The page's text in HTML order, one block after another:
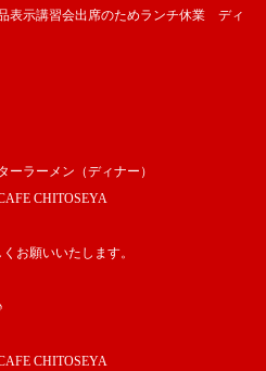
示講習会出席のためランチ休業 ディ
ラーメン（ディナー）
CHITOSEYA
お願いいたします。
CHITOSEYA